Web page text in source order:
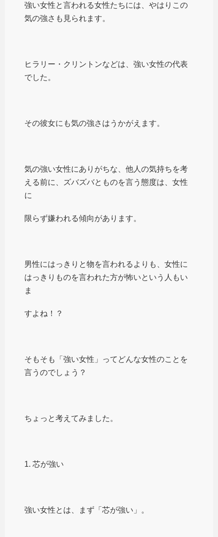
強い女性と言われる女性たちには、やはりこの
気の強さも見られます。
ヒラリー・クリントンなどは、強い女性の代表
でした。
その彼女にも気の強さはうかがえます。
気の強い女性にありがちな、他人の気持ちを考
える前に、ズバズバとものを言う態度は、女性
に
限らず嫌われる傾向があります。
男性にはっきりと物を言われるよりも、女性に
はっきりものを言われた方が怖いという人もい
ま
すよね！？
そもそも「強い女性」ってどんな女性のことを
言うのでしょう？
ちょっと考えてみました。
1. 芯が強い
強い女性とは、まず「芯が強い」。